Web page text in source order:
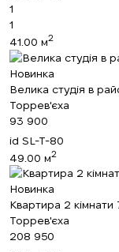
1
1
41.00 м2
Новинка
Велика студія в
Торрев'єха
93 900
id SL-T-80
49.00 м2
Новинка
Квартира 2 кімнати
Торрев'єха
208 950